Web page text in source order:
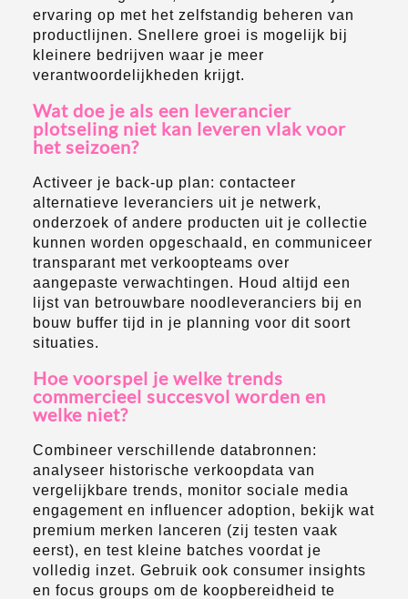
ervaring op met het zelfstandig beheren van
productlijnen. Snellere groei is mogelijk bij
kleinere bedrijven waar je meer
verantwoordelijkheden krijgt.
Wat doe je als een leverancier
plotseling niet kan leveren vlak voor
het seizoen?
Activeer je back-up plan: contacteer
alternatieve leveranciers uit je netwerk,
onderzoek of andere producten uit je collectie
kunnen worden opgeschaald, en communiceer
transparant met verkoopteams over
aangepaste verwachtingen. Houd altijd een
lijst van betrouwbare noodleveranciers bij en
bouw buffer tijd in je planning voor dit soort
situaties.
Hoe voorspel je welke trends
commercieel succesvol worden en
welke niet?
Combineer verschillende databronnen:
analyseer historische verkoopdata van
vergelijkbare trends, monitor sociale media
engagement en influencer adoption, bekijk wat
premium merken lanceren (zij testen vaak
eerst), en test kleine batches voordat je
volledig inzet. Gebruik ook consumer insights
en focus groups om de koopbereidheid te